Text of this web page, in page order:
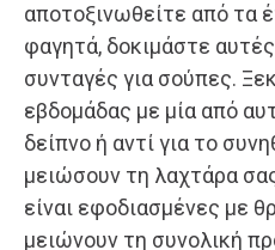
αποτοξινωθείτε από τα
φαγητά, δοκιμάστε
συνταγές για σούπες.
εβδομάδας με μία από
δείπνο ή αντί για το
μειώσουν τη λαχτάρα
είναι εφοδιασμένες με
μειώνουν τη συνολική